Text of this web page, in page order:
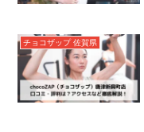
チョコザップ 佐賀県